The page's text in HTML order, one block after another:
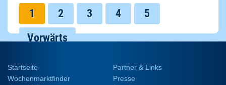
1 2 3 4
5
Vorwärts
Startseite
Wochenmarktfinder
Partner & Links
Presse